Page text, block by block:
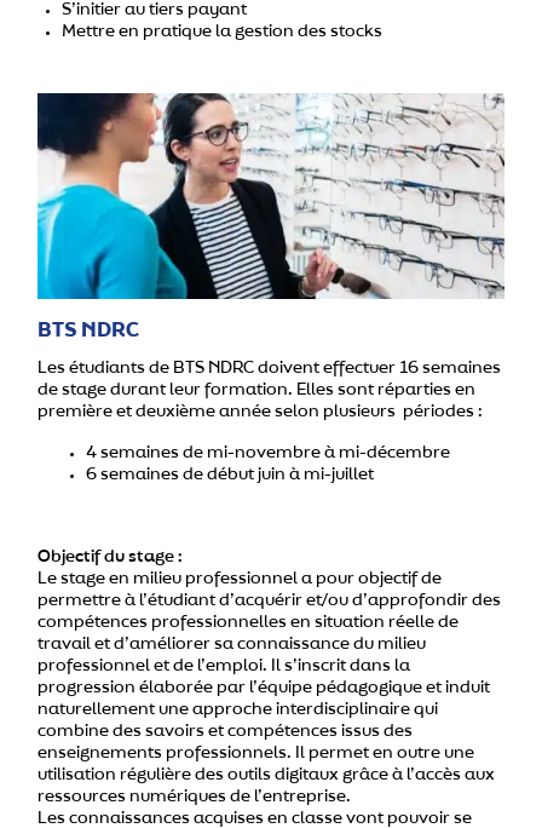
S’initier au tiers payant
Mettre en pratique la gestion des stocks
BTS NDRC
Les étudiants de BTS NDRC doivent effectuer 16 semaines
de stage durant leur formation. Elles sont réparties en
première et deuxième année selon plusieurs périodes :
4 semaines de mi-novembre à mi-décembre
6 semaines de début juin à mi-juillet
Objectif du stage :
Le stage en milieu professionnel a pour objectif de
permettre à l’étudiant d’acquérir et/ou d’approfondir des
compétences professionnelles en situation réelle de
travail et d’améliorer sa connaissance du milieu
professionnel et de l’emploi. Il s’inscrit dans la
progression élaborée par l’équipe pédagogique et induit
naturellement une approche interdisciplinaire qui
combine des savoirs et compétences issus des
enseignements professionnels. Il permet en outre une
utilisation régulière des outils digitaux grâce à l’accès aux
ressources numériques de l’entreprise.
Les connaissances acquises en classe vont pouvoir se